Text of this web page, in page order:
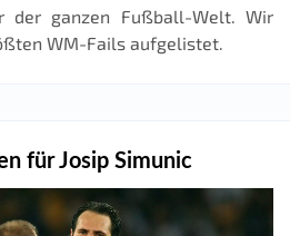
der ganzen Fußball-Welt. Wir
WM-Fails aufgelistet.
für Josip Simunic